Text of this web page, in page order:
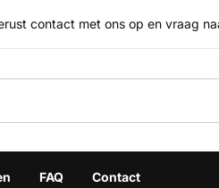
contact met ons op en vraag
FAQ Contact